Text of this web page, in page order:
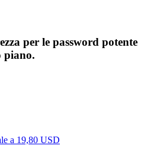
per le password potente
piano.
a 19,80 USD